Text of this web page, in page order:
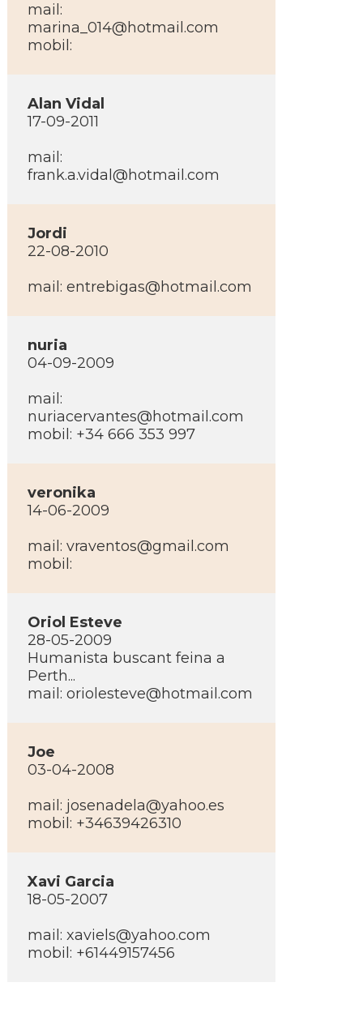
mail:
marina_014@hotmail.com
mobil:
Alan Vidal
17-09-2011
mail:
frank.a.vidal@hotmail.com
Jordi
22-08-2010
mail: entrebigas@hotmail.com
nuria
04-09-2009
mail:
nuriacervantes@hotmail.com
mobil: +34 666 353 997
veronika
14-06-2009
mail: vraventos@gmail.com
mobil:
Oriol Esteve
28-05-2009
Humanista buscant feina a
Perth...
mail: oriolesteve@hotmail.com
Joe
03-04-2008
mail: josenadela@yahoo.es
mobil: +34639426310
Xavi Garcia
18-05-2007
mail: xaviels@yahoo.com
mobil: +61449157456